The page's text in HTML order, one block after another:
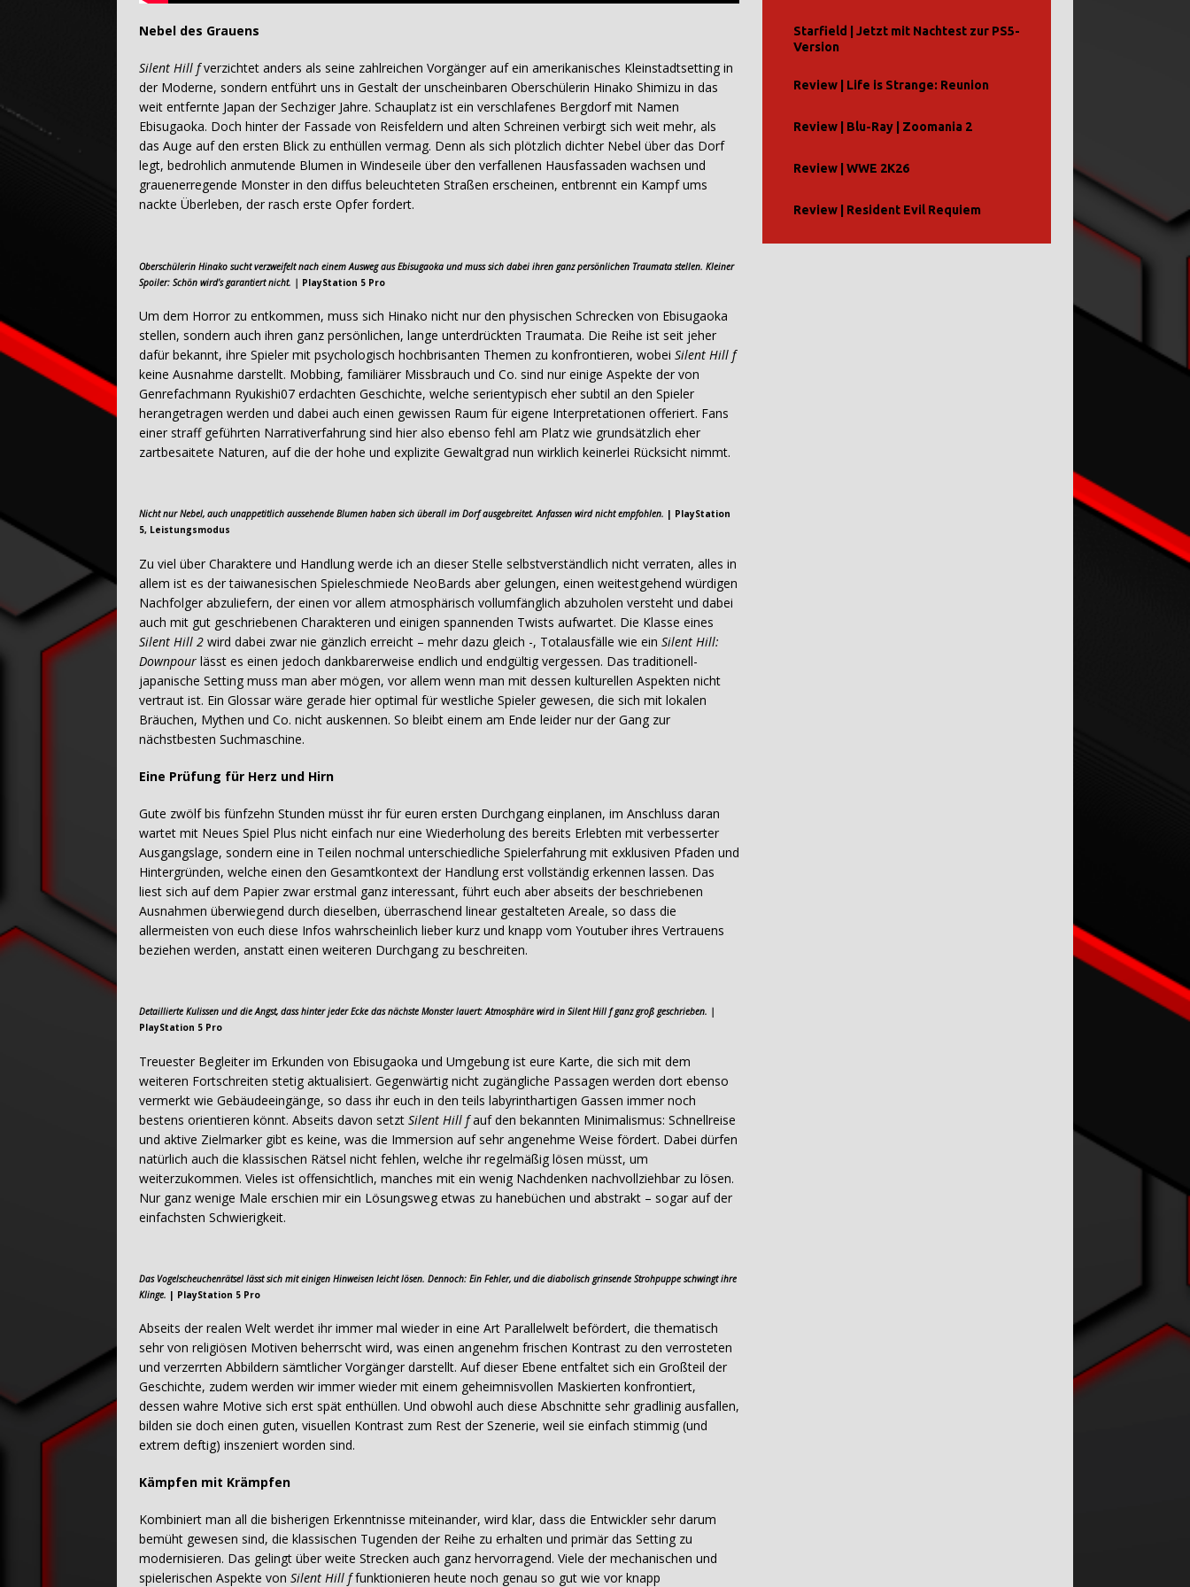
Nebel des Grauens
Silent Hill fverzichtet anders als seine zahlreichen Vorgänger auf ein amerikanisches Kleinstadtsetting in
der Moderne, sondern entführt uns in Gestalt der unscheinbaren Oberschülerin Hinako Shimizu in das
weit entfernte Japan der Sechziger Jahre. Schauplatz ist ein verschlafenes Bergdorf mit Namen
Ebisugaoka. Doch hinter der Fassade von Reisfeldern und alten Schreinen verbirgt sich weit mehr, als
das Auge auf den ersten Blick zu enthüllen vermag. Denn als sich plötzlich dichter Nebel über das Dorf
legt, bedrohlich anmutende Blumen in Windeseile über den verfallenen Hausfassaden wachsen und
grauenerregende Monster in den diffus beleuchteten Straßen erscheinen, entbrennt ein Kampf ums
nackte Überleben, der rasch erste Opfer fordert.
Oberschülerin Hinako sucht verzweifelt nach einem Ausweg aus Ebisugaoka und muss sich dabei ihren ganz persönlichen Traumata stellen. Kleiner
Spoiler: Schön wird’s garantiert nicht. | PlayStation 5 Pro
Um dem Horror zu entkommen, muss sich Hinako nicht nur den physischen Schrecken von Ebisugaoka
stellen, sondern auch ihren ganz persönlichen, lange unterdrückten Traumata. Die Reihe ist seit jeher
dafür bekannt, ihre Spieler mit psychologisch hochbrisanten Themen zu konfrontieren, wobei Silent Hill f
keine Ausnahme darstellt. Mobbing, familiärer Missbrauch und Co. sind nur einige Aspekte der von
Genrefachmann Ryukishi07 erdachten Geschichte, welche serientypisch eher subtil an den Spieler
herangetragen werden und dabei auch einen gewissen Raum für eigene Interpretationen offeriert. Fans
einer straff geführten Narrativerfahrung sind hier also ebenso fehl am Platz wie grundsätzlich eher
zartbesaitete Naturen, auf die der hohe und explizite Gewaltgrad nun wirklich keinerlei Rücksicht nimmt.
Nicht nur Nebel, auch unappetitlich aussehende Blumen haben sich überall im Dorf ausgebreitet. Anfassen wird nicht empfohlen. | PlayStation
5, Leistungsmodus
Zu viel über Charaktere und Handlung werde ich an dieser Stelle selbstverständlich nicht verraten, alles in
allem ist es der taiwanesischen Spieleschmiede NeoBards aber gelungen, einen weitestgehend würdigen
Nachfolger abzuliefern, der einen vor allem atmosphärisch vollumfänglich abzuholen versteht und dabei
auch mit gut geschriebenen Charakteren und einigen spannenden Twists aufwartet. Die Klasse eines
Silent Hill 2 wird dabei zwar nie gänzlich erreicht – mehr dazu gleich -, Totalausfälle wie ein Silent Hill:
Downpour lässt es einen jedoch dankbarerweise endlich und endgültig vergessen. Das traditionell-
japanische Setting muss man aber mögen, vor allem wenn man mit dessen kulturellen Aspekten nicht
vertraut ist. Ein Glossar wäre gerade hier optimal für westliche Spieler gewesen, die sich mit lokalen
Bräuchen, Mythen und Co. nicht auskennen. So bleibt einem am Ende leider nur der Gang zur
nächstbesten Suchmaschine.
Eine Prüfung für Herz und Hirn
Gute zwölf bis fünfzehn Stunden müsst ihr für euren ersten Durchgang einplanen, im Anschluss daran
wartet mit Neues Spiel Plus nicht einfach nur eine Wiederholung des bereits Erlebten mit verbesserter
Ausgangslage, sondern eine in Teilen nochmal unterschiedliche Spielerfahrung mit exklusiven Pfaden und
Hintergründen, welche einen den Gesamtkontext der Handlung erst vollständig erkennen lassen. Das
liest sich auf dem Papier zwar erstmal ganz interessant, führt euch aber abseits der beschriebenen
Ausnahmen überwiegend durch dieselben, überraschend linear gestalteten Areale, so dass die
allermeisten von euch diese Infos wahrscheinlich lieber kurz und knapp vom Youtuber ihres Vertrauens
beziehen werden, anstatt einen weiteren Durchgang zu beschreiten.
Detaillierte Kulissen und die Angst, dass hinter jeder Ecke das nächste Monster lauert: Atmosphäre wird in Silent Hill f ganz groß geschrieben. |
PlayStation 5 Pro
Treuester Begleiter im Erkunden von Ebisugaoka und Umgebung ist eure Karte, die sich mit dem
weiteren Fortschreiten stetig aktualisiert. Gegenwärtig nicht zugängliche Passagen werden dort ebenso
vermerkt wie Gebäudeeingänge, so dass ihr euch in den teils labyrinthartigen Gassen immer noch
bestens orientieren könnt. Abseits davon setzt Silent Hill fauf den bekannten Minimalismus: Schnellreise
und aktive Zielmarker gibt es keine, was die Immersion auf sehr angenehme Weise fördert. Dabei dürfen
natürlich auch die klassischen Rätsel nicht fehlen, welche ihr regelmäßig lösen müsst, um
weiterzukommen. Vieles ist offensichtlich, manches mit ein wenig Nachdenken nachvollziehbar zu lösen.
Nur ganz wenige Male erschien mir ein Lösungsweg etwas zu hanebüchen und abstrakt – sogar auf der
einfachsten Schwierigkeit.
Das Vogelscheuchenrätsel lässt sich mit einigen Hinweisen leicht lösen. Dennoch: Ein Fehler, und die diabolisch grinsende Strohpuppe schwingt ihre
Klinge. | PlayStation 5 Pro
Abseits der realen Welt werdet ihr immer mal wieder in eine Art Parallelwelt befördert, die thematisch
sehr von religiösen Motiven beherrscht wird, was einen angenehm frischen Kontrast zu den verrosteten
und verzerrten Abbildern sämtlicher Vorgänger darstellt. Auf dieser Ebene entfaltet sich ein Großteil der
Geschichte, zudem werden wir immer wieder mit einem geheimnisvollen Maskierten konfrontiert,
dessen wahre Motive sich erst spät enthüllen. Und obwohl auch diese Abschnitte sehr gradlinig ausfallen,
bilden sie doch einen guten, visuellen Kontrast zum Rest der Szenerie, weil sie einfach stimmig (und
extrem deftig) inszeniert worden sind.
Kämpfen mit Krämpfen
Kombiniert man all die bisherigen Erkenntnisse miteinander, wird klar, dass die Entwickler sehr darum
bemüht gewesen sind, die klassischen Tugenden der Reihe zu erhalten und primär das Setting zu
modernisieren. Das gelingt über weite Strecken auch ganz hervorragend. Viele der mechanischen und
spielerischen Aspekte von Silent Hill ffunktionieren heute noch genau so gut wie vor knapp
Starfield | Jetzt mit Nachtest zur PS5-
Version
Review | Life is Strange: Reunion
Review | Blu-Ray | Zoomania 2
Review | WWE 2K26
Review | Resident Evil Requiem